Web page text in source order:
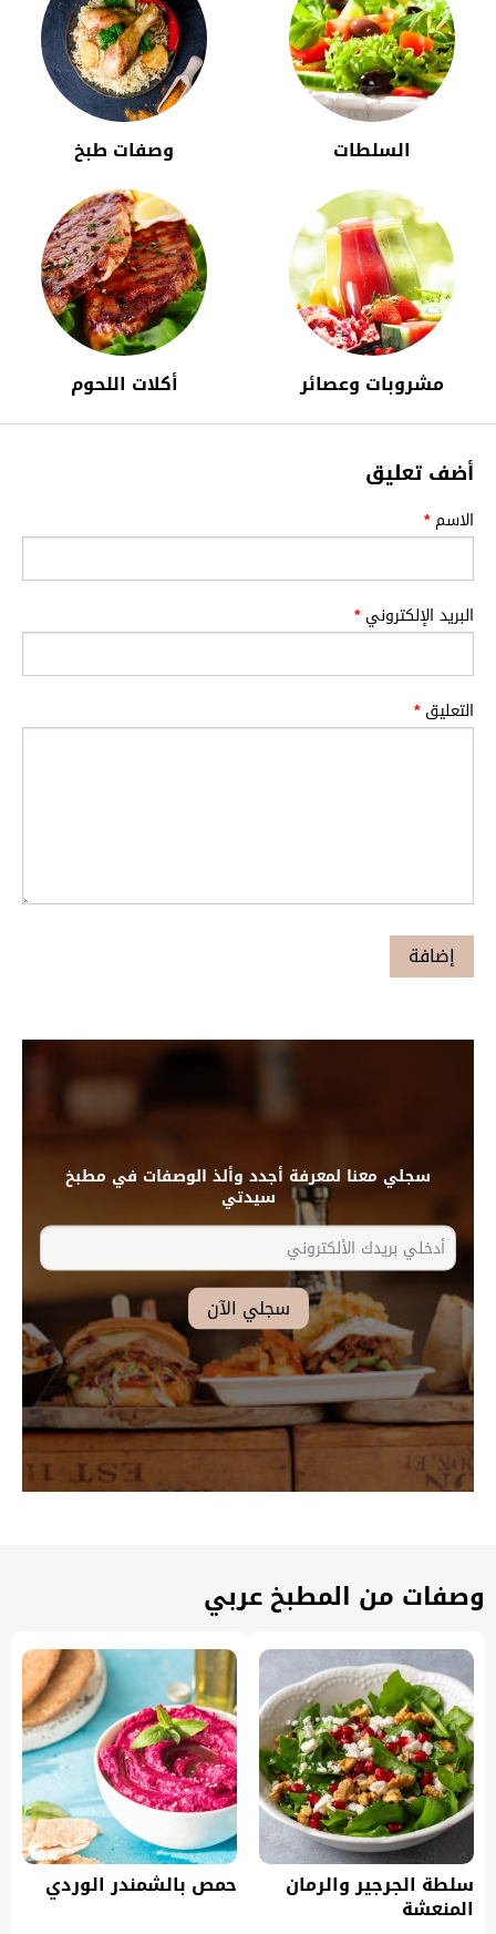
السلطات وصفات طبخ
مشروبات وعصائر أكلات اللحوم
أضف تعليق
الاسم*
البريد الإلكتروني*
التعليق*
سجلي معنا لمعرفة أجدد وألذ الوصفات في مطبخ
سيدتي
وصفات من المطبخ عربي
سلطة الجرجير والرمان
المنعشة
حمص بالشمندر الوردي